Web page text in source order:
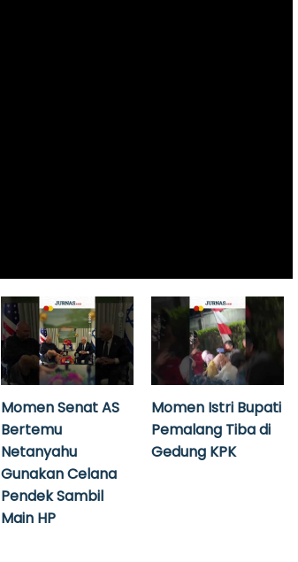
Momen Senat AS
Bertemu
Netanyahu
Gunakan Celana
Pendek Sambil
Main HP
Momen Istri Bupati
Pemalang Tiba di
Gedung KPK